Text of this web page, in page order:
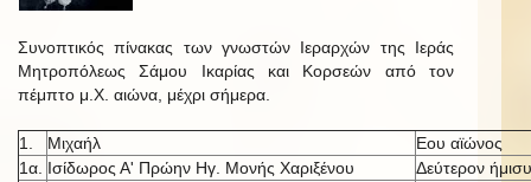
Συνοπτικός πίνακας των γνωστών Ιεραρχών της Ιεράς
Μητροπόλεως Σάμου Ικαρίας και Κορσεών από τον
πέμπτο μ.Χ. αιώνα, μέχρι σήμερα.
1. Μιχαήλ
Εου αϊώνος
1α. Ισίδωρος Α' Πρώην Ηγ. Μονής Χαριξένου
Δεύτερον